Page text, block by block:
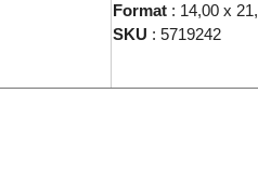
Format : 14,00 x
SKU : 5719242